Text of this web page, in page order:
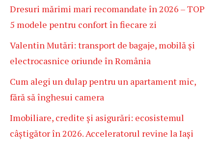
Dresuri mărimi mari recomandate în 2026 – TOP
5 modele pentru confort în fiecare zi
Valentin Mutări: transport de bagaje, mobilă și
electrocasnice oriunde în România
Cum alegi un dulap pentru un apartament mic,
fără să înghesui camera
Imobiliare, credite și asigurări: ecosistemul
câștigător în 2026. Acceleratorul revine la Iași